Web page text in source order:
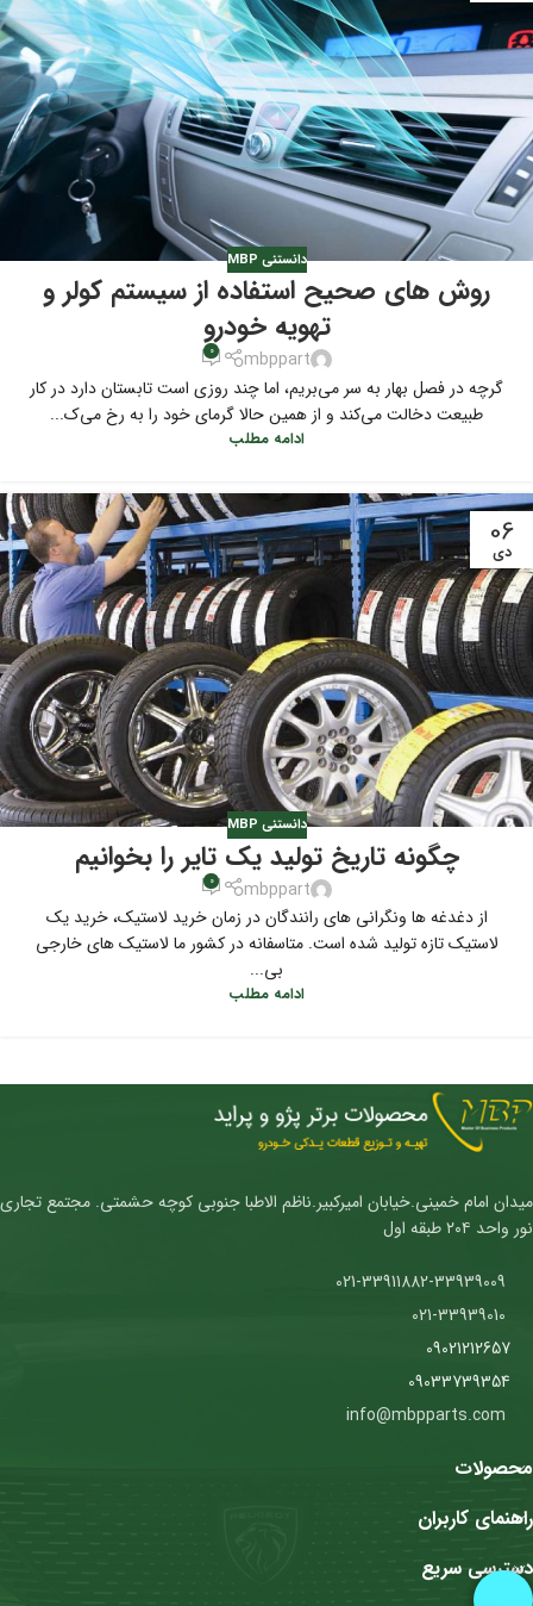
دانستنی MBP
روش های صحیح استفاده از سیستم‌ کولر و
تهویه خودرو
mbppart
0
گرچه در فصل بهار به سر می‌بریم، اما چند روزی است تابستان دارد در کار
طبیعت دخالت می‌کند و از همین حالا گرمای خود را به رخ می‌ک...
ادامه مطلب
06
دی
دانستنی MBP
چگونه تاریخ تولید یک تایر را بخوانیم
mbppart
0
از دغدغه ها ونگرانی های رانندگان در زمان خرید لاستیک، خرید یک
لاستیک تازه تولید شده است. متاسفانه در کشور ما لاستیک های خارجی
بی...
ادامه مطلب
میدان امام خمینی.خیابان امیرکبیر.ناظم الاطبا جنوبی کوچه حشمتی. مجتمع تجاری
نور واحد ۲۰۴ طبقه اول
09021212657
09033739354
محصولات
راهنمای کاربران
دسترسی سریع